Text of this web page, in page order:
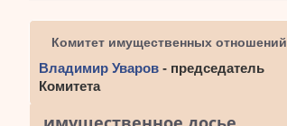
Комитет имущественных отношений
Владимир Уваров - председатель
Комитета